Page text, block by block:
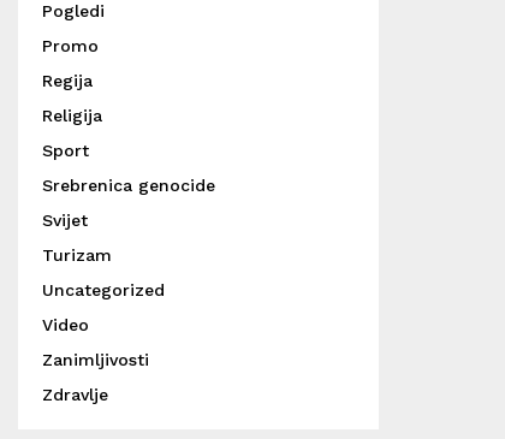
Pogledi
Promo
Regija
Religija
Sport
Srebrenica genocide
Svijet
Turizam
Uncategorized
Video
Zanimljivosti
Zdravlje